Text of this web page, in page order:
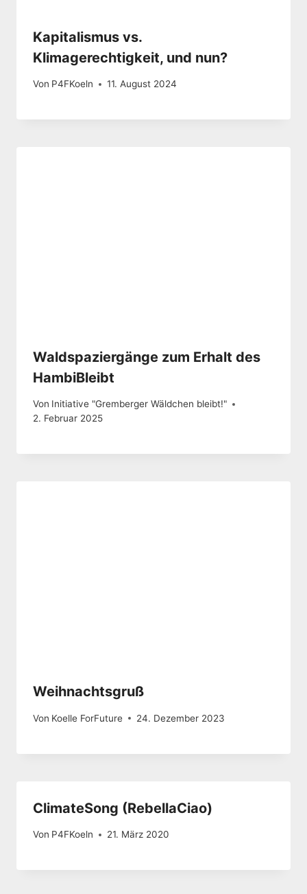
Kapitalismus vs.
Klimagerechtigkeit, und nun?
Von P4FKoeln 11. August 2024
Waldspaziergänge zum Erhalt des
HambiBleibt
Von Initiative "Gremberger Wäldchen bleibt!"
2. Februar 2025
Weihnachtsgruß
Von Koelle ForFuture 24. Dezember 2023
ClimateSong (RebellaCiao)
Von P4FKoeln 21. März 2020